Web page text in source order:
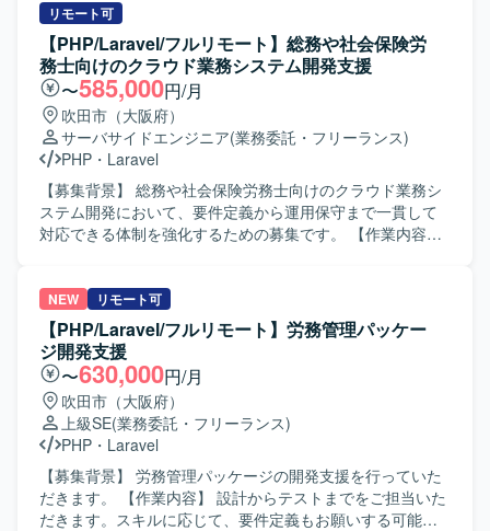
で利用される大規模なECサービスと、そのバックオフィス
システムの開発に携わることで、グローバルなユーザーを
意識した機能改善やパフォーマンスチューニングの経験を
積むことができます。 バックエンドからフロントエンドま
で幅広い領域に関わりつつ、仕様策定や進捗管理など上流
寄りの業務にもチャレンジしていただけます。 【開発環
境】 PHP、Laravel、FuelPHP、JavaScript、TypeScript、
React.js、Vue.js、jQuery、MySQL、Redis、AWS、
Backlog、Slack を用いた環境です。
の設計・実装をご担当いただきます。 エンジニアリングマ
ネージャーとしてメンバーのマネジメント、技術指導、評
価体制の構築を行っていただきます。 プロダクトオーナー
と連携し、要件定義、技術選定、中長期的な技術ロードマ
ップの策定を実施していただきます。 AWSを用いたインフ
ラ設計構築やCI/CDなどの開発基盤の整備と継続的な改善を
推進していただきます。 【求める人物像】 大規模開発の知
見を組織づくりと技術面の双方に還元しながら、事業成長
と開発組織のスケールアップに主体的に取り組んでいただ
ける方を求めております。 【ポジションの魅力】 自社サー
ビスの成長フェーズにおいて、技術選定から組織体制の構
ドERPといった事業インパクトの大きいプロダクトに長期
的に関わることができます。 【開発環境】 言語・フレーム
ワークはPHP（Laravel）、データベースはMySQL、インフ
ラはAWSを利用しております。 GitHubやDockerを用いた開
発環境のもと、アジャイル（スクラム）開発を行っており
ます。 CI/CDパイプラインについては継続的な整備・改善
を進めております。
リモート可
【PHP/Laravel/フルリモート】総務や社会保険労
務士向けのクラウド業務システム開発支援
〜585,000円/月
吹田市（大阪府）
サーバサイドエンジニア(業務委託・フリーランス)
PHP ・ Laravel
【募集背景】 総務や社会保険労務士向けのクラウド業務シ
ステム開発において、要件定義から運用保守まで一貫して
対応できる体制を強化するための募集です。 【作業内容】
用保守まで一連の工程をご担当いただきます。担当案件に
おけるスケジュール管理やメンバー管理も行っていただ
き、フレキシブルにSE、PG、管理業務を対応していただき
ます。チーム開発の一員として他メンバーと連携しながら
業務システムの品質向上に取り組んでいただきます。 【求
める人物像】 上流工程から運用保守まで幅広い工程に主体
的に関わっていただける方を求めています。担当案件の進
行状況を把握しながら、スケジュール管理やメンバー管理
を行える方や、チーム開発において周囲と円滑にコミュニ
ケーションを取りながら業務を進められる方にマッチした
ポジションです。 【ポジションの魅力】 要件定義から運用
NEW リモート可
【PHP/Laravel/フルリモート】労務管理パッケー
ジ開発支援
〜630,000円/月
吹田市（大阪府）
上級SE(業務委託・フリーランス)
PHP ・ Laravel
【募集背景】 労務管理パッケージの開発支援を行っていた
だきます。 【作業内容】 設計からテストまでをご担当いた
だきます。スキルに応じて、要件定義もお願いする可能性